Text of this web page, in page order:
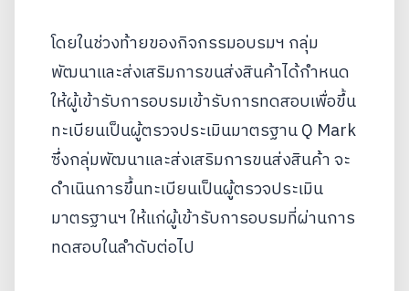
โดยในช่วงท้ายของกิจกรรมอบรมฯ กลุ่ม
พัฒนาและส่งเสริมการขนส่งสินค้าได้กำหนด
ให้ผู้เข้ารับการอบรมเข้ารับการทดสอบเพื่อขึ้น
ทะเบียนเป็นผู้ตรวจประเมินมาตรฐาน Q Mark
ซึ่งกลุ่มพัฒนาและส่งเสริมการขนส่งสินค้า จะ
ดำเนินการขึ้นทะเบียนเป็นผู้ตรวจประเมิน
มาตรฐานฯ ให้แก่ผู้เข้ารับการอบรมที่ผ่านการ
ทดสอบในลำดับต่อไป